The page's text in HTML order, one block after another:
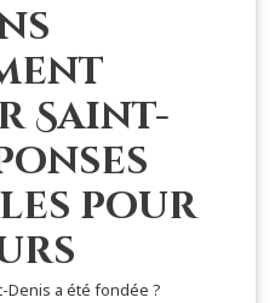
Saint-
pour
Denis a été fondée ?